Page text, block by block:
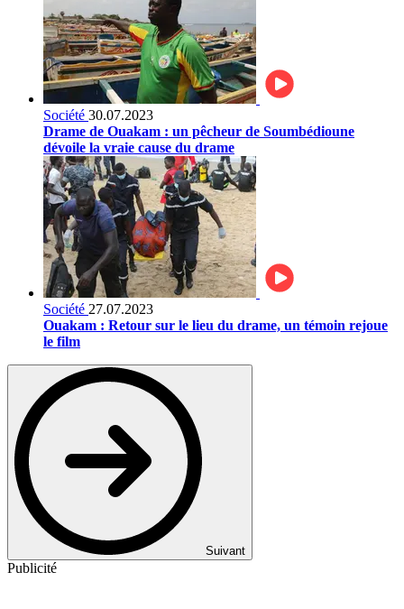
Société 30.07.2023
Drame de Ouakam : un pêcheur de Soumbédioune
dévoile la vraie cause du drame
Société 27.07.2023
Ouakam : Retour sur le lieu du drame, un témoin rejoue
le film
Suivant
Publicité